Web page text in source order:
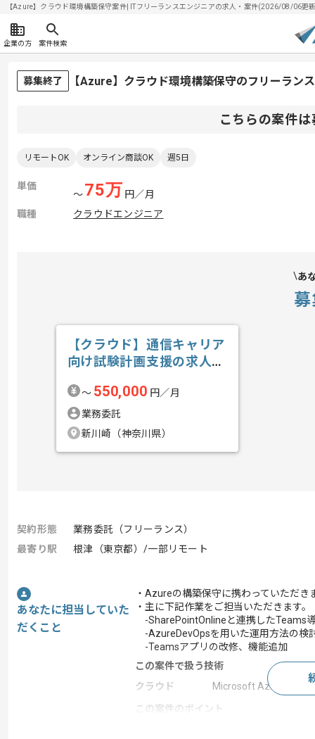
【Azure】クラウド環境構築保守案件| ITフリーランスエンジニアの求人・案件(2026/08/06更
企業の方 案件検索
募集終了 【Azure】クラウド環境構築保守のフリーラン
こちらの案件
リモートOK オンライン商談OK 週5日
単価
〜75万 円／月
職種
クラウドエンジニア
あ
【クラウド】通信キャリア
向け試験計画支援の求人・
〜 550,000 円／月
業務委託
新川崎（神奈川県）
契約形態
業務委託（フリーランス）
最寄り駅
根津（東京都）/一部リモート
あなたに担当していた
だくこと
・Azureの構築保守に携わっていただき
・主に下記作業をご担当いただきます。
-SharePointOnlineと連携したTeams
-AzureDevOpsを用いた運用方法の検
-Teamsアプリの改修、機能追加
この案件で扱う技術
クラウド
Microsoft Azure
この案件のポイント